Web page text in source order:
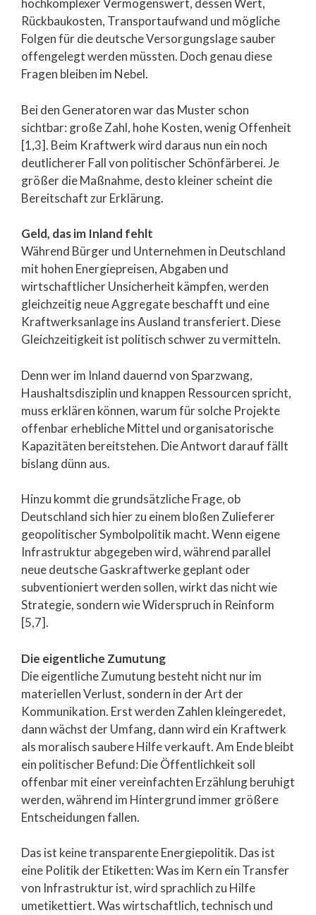
hochkomplexer Vermögenswert, dessen Wert,
Rückbaukosten, Transportaufwand und mögliche
Folgen für die deutsche Versorgungslage sauber
offengelegt werden müssten. Doch genau diese
Fragen bleiben im Nebel.
Bei den Generatoren war das Muster schon
sichtbar: große Zahl, hohe Kosten, wenig Offenheit
[1,3]. Beim Kraftwerk wird daraus nun ein noch
deutlicherer Fall von politischer Schönfärberei. Je
größer die Maßnahme, desto kleiner scheint die
Bereitschaft zur Erklärung.
Geld, das im Inland fehlt
Während Bürger und Unternehmen in Deutschland
mit hohen Energiepreisen, Abgaben und
wirtschaftlicher Unsicherheit kämpfen, werden
gleichzeitig neue Aggregate beschafft und eine
Kraftwerksanlage ins Ausland transferiert. Diese
Gleichzeitigkeit ist politisch schwer zu vermitteln.
Denn wer im Inland dauernd von Sparzwang,
Haushaltsdisziplin und knappen Ressourcen spricht,
muss erklären können, warum für solche Projekte
offenbar erhebliche Mittel und organisatorische
Kapazitäten bereitstehen. Die Antwort darauf fällt
bislang dünn aus.
Hinzu kommt die grundsätzliche Frage, ob
Deutschland sich hier zu einem bloßen Zulieferer
geopolitischer Symbolpolitik macht. Wenn eigene
Infrastruktur abgegeben wird, während parallel
neue deutsche Gaskraftwerke geplant oder
subventioniert werden sollen, wirkt das nicht wie
Strategie, sondern wie Widerspruch in Reinform
[5,7].
Die eigentliche Zumutung
Die eigentliche Zumutung besteht nicht nur im
materiellen Verlust, sondern in der Art der
Kommunikation. Erst werden Zahlen kleingeredet,
dann wächst der Umfang, dann wird ein Kraftwerk
als moralisch saubere Hilfe verkauft. Am Ende bleibt
ein politischer Befund: Die Öffentlichkeit soll
offenbar mit einer vereinfachten Erzählung beruhigt
werden, während im Hintergrund immer größere
Entscheidungen fallen.
Das ist keine transparente Energiepolitik. Das ist
eine Politik der Etiketten: Was im Kern ein Transfer
von Infrastruktur ist, wird sprachlich zu Hilfe
umetikettiert. Was wirtschaftlich, technisch und